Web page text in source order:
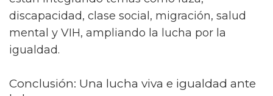
En palabras de Víctor Madrigal-Borloz, ex
Experto Independiente de la ONU sobre la
por orientación sexual e identidad de género: